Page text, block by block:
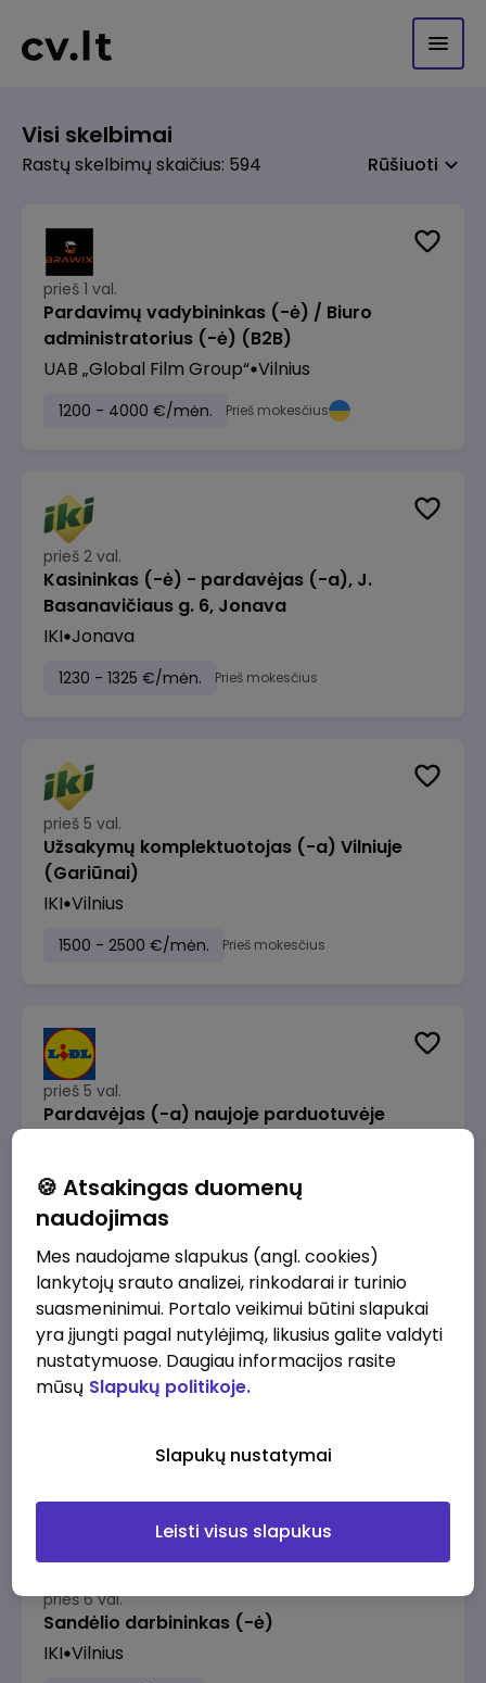
Visi skelbimai
Rastų skelbimų skaičius: 594 Rūšiuoti
prieš 1 val.
Pardavimų vadybininkas (-ė) / Biuro
administratorius (-ė) (B2B)
UAB „Global Film Group“ Vilnius
1200 - 4000 €/mėn. Prieš mokesčius
prieš 2 val.
Kasininkas (-ė) - pardavėjas (-a), J.
Basanavičiaus g. 6, Jonava
IKI Jonava
1230 - 1325 €/mėn. Prieš mokesčius
prieš 5 val.
Užsakymų komplektuotojas (-a) Vilniuje
(Gariūnai)
IKI Vilnius
1500 - 2500 €/mėn. Prieš mokesčius
prieš 5 val.
Pardavėjas (-a) naujoje parduotuvėje
1715 - 2170 €/mėn.
prieš 6 val.
Darbo užmokesčio buhalteris(ė)
3000 - 3650 €/mėn. Prieš mokesčius
prieš 6 val.
Sandėlio darbininkas (-ė)
IKI Vilnius
🍪 Atsakingas duomenų
naudojimas
Mes naudojame slapukus (angl. cookies)
lankytojų srauto analizei, rinkodarai ir turinio
suasmeninimui. Portalo veikimui būtini slapukai
yra įjungti pagal nutylėjimą, likusius galite valdyti
nustatymuose. Daugiau informacijos rasite
mūsų Slapukų politikoje.
Slapukų nustatymai
Leisti visus slapukus